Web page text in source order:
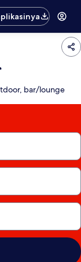
bar/lounge